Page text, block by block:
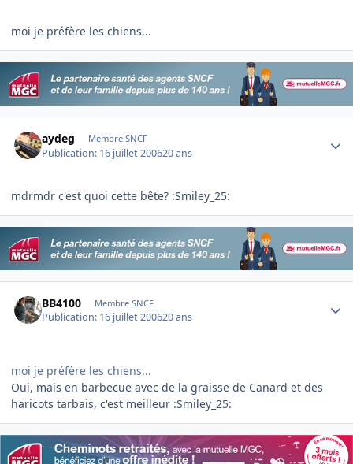
moi je préfère les chiens...
aydeg Membre SNCF
Publication: 16 juillet 200620 ans
mdrmdr c'est quoi cette bête? :Smiley_25:
BB4100 Membre SNCF
Publication: 16 juillet 200620 ans
moi je préfère les chiens...
Oui, mais en barbecue avec de la graisse de Canard et des
haricots tarbais, c'est meilleur :Smiley_25: